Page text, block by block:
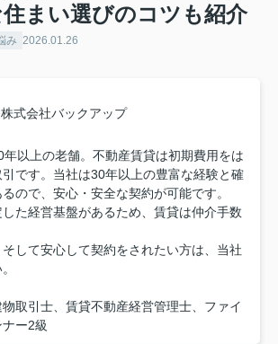
まい選びのコツも紹介
み 2026.01.26
株式会社バックアップ
以上の老舗。不動産賃貸は初期費用をは
引です。当社は30年以上の豊富な経験と確
ので、安心・安全な契約が可能です。
た経営基盤があるため、賃貸は仲介手数
して安心して契約をされたい方は、当社
取引士、賃貸不動産経営管理士、ファイ
ー2級